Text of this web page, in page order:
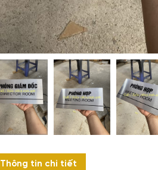
Thông tin chi tiết